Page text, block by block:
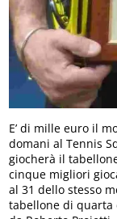
E’ di mille euro il
domani al Tennis
giocherà il
cinque migliori
al 31 dello stesso
tabellone di quarta